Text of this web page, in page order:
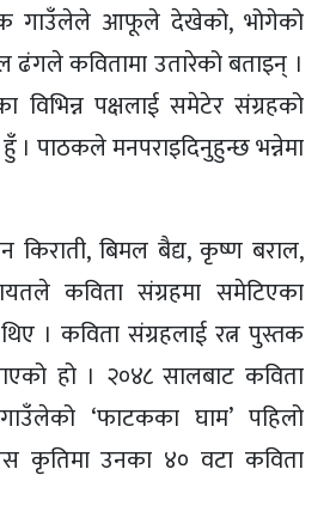
गाउँलेले आफूले देखेको, भोगेको
कवितामा उतारेको बताइन् ।
विभिन्न पक्षलाई समेटेर संग्रहको
। पाठकले मनपराइदिनुहुन्छ भन्नेमा
किराती, बिमल बैद्य, कृष्ण बराल,
कविता संग्रहमा समेटिएका
। कविता संग्रहलाई रत्न पुस्तक
हो । २०४८ सालबाट कविता
‘फाटकका घाम’ पहिलो
कृतिमा उनका ४० वटा कविता